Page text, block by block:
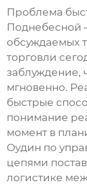
Проблема
Поднебесной
обсуждаемых
торговли
заблуждение,
мгновенно.
быстрые
понимание
момент в
Оудин по
цепями
логистике